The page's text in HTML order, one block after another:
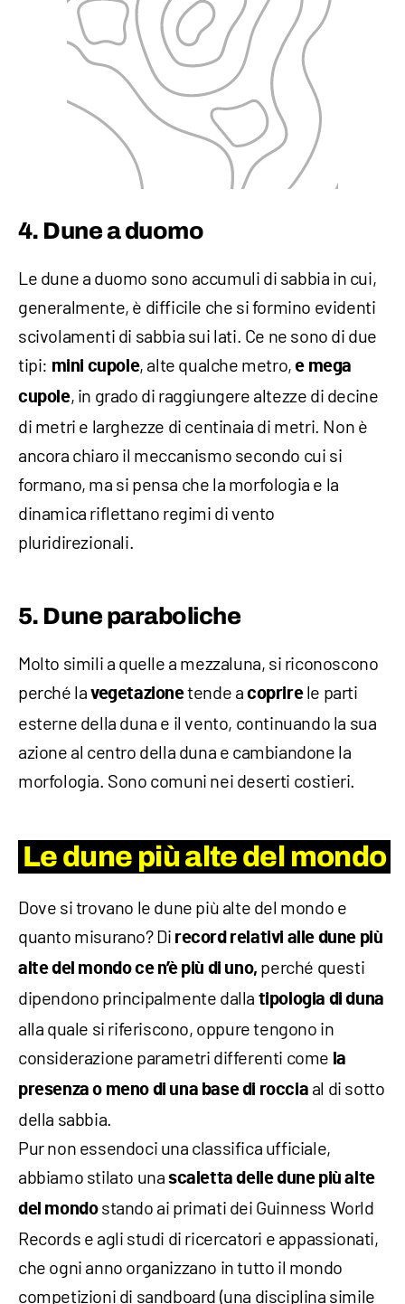
4. Dune a duomo
Le dune a duomo sono accumuli di sabbia in cui,
generalmente, è difficile che si formino evidenti
scivolamenti di sabbia sui lati. Ce ne sono di due
tipi: mini cupole, alte qualche metro, e mega
cupole, in grado di raggiungere altezze di decine
di metri e larghezze di centinaia di metri. Non è
ancora chiaro il meccanismo secondo cui si
formano, ma si pensa che la morfologia e la
dinamica riflettano regimi di vento
pluridirezionali.
5. Dune paraboliche
Molto simili a quelle a mezzaluna, si riconoscono
perché la vegetazionetende acoprire le parti
esterne della duna e il vento, continuando la sua
azione al centro della duna e cambiandone la
morfologia. Sono comuni nei deserti costieri.
Le dune più alte del mondo
Dove si trovano le dune più alte del mondo e
quanto misurano? Di record relativi alle dune più
alte del mondo ce n’è più di uno, perché questi
dipendono principalmente dalla tipologia di duna
alla quale si riferiscono, oppure tengono in
considerazione parametri differenti come la
presenza o meno di una base di roccia al di sotto
della sabbia.
Pur non essendoci una classifica ufficiale,
abbiamo stilato unascaletta delle dune più alte
del mondostando ai primati dei Guinness World
Records e agli studi di ricercatori e appassionati,
che ogni anno organizzano in tutto il mondo
competizioni di sandboard (una disciplina simile